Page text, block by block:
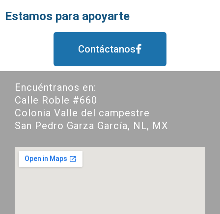
Estamos para apoyarte
Contáctanos
Encuéntranos en:
Calle Roble #660
Colonia Valle del campestre
San Pedro Garza García, NL, MX